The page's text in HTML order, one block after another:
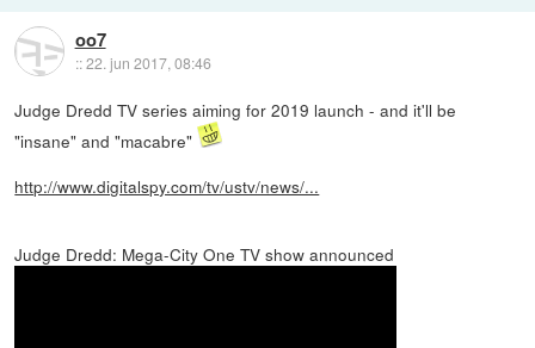
oo7
::22. jun 2017, 08:46
Judge Dredd TV series aiming for 2019 launch - and it'll be
"insane" and "macabre"
http://www.digitalspy.com/tv/ustv/news/...
Judge Dredd: Mega-City One TV show announced